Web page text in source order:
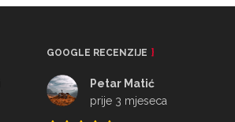
GOOGLE RECENZIJE
Petar Matić
prije 3 mjeseca